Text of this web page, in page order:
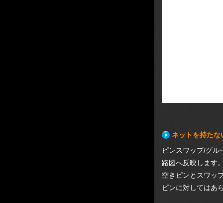
ネットを持たな
ピンスワップ/グル
路図へ反映します
空きピンとスワッ
ピンに対してはあ